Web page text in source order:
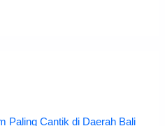
Paling Cantik di Daerah Bali